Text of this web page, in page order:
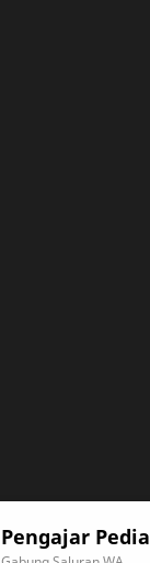
Pengajar Pedia